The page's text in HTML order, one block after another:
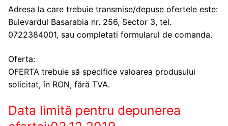
Adresa la care trebuie transmise/depuse ofertele este:
Bulevardul Basarabia nr. 256, Sector 3, tel.
0722384001, sau completati formularul de comanda.
Oferta:
OFERTA trebuie să specifice valoarea produsului
solicitat, în RON, fără TVA.
Data limită pentru depunerea